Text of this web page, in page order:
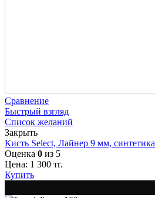
Сравнение
Быстрый взгляд
Список желаний
Закрыть
Кисть Select, Лайнер 9 мм, синтетика
Оценка 0 из 5
Цена: 1 300 тг.
Купить